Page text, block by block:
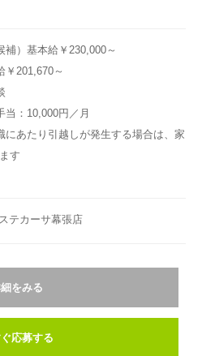
補）基本給￥230,000～
201,670～
：10,000円／月
あたり引越しが発生する場合は、家
す
テカーサ幕張店
をみる
応募する